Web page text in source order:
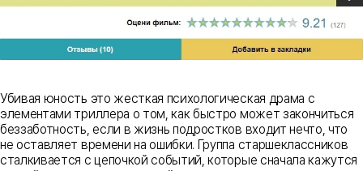
Убивая юность это жесткая психологическая драма с
элементами триллера о том, как быстро может закончиться
беззаботность, если в жизнь подростков входит нечто, что
не оставляет времени на ошибки. Группа старшеклассников
сталкивается с цепочкой событий, которые сначала кажутся